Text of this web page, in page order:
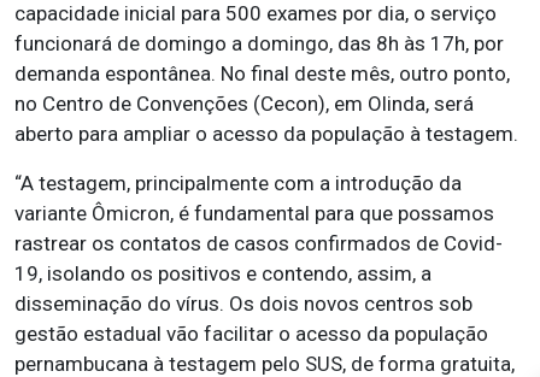
capacidade inicial para 500 exames por dia, o serviço
funcionará de domingo a domingo, das 8h às 17h, por
demanda espontânea. No final deste mês, outro ponto,
no Centro de Convenções (Cecon), em Olinda, será
aberto para ampliar o acesso da população à testagem.
“A testagem, principalmente com a introdução da
variante Ômicron, é fundamental para que possamos
rastrear os contatos de casos confirmados de Covid-
19, isolando os positivos e contendo, assim, a
disseminação do vírus. Os dois novos centros sob
gestão estadual vão facilitar o acesso da população
pernambucana à testagem pelo SUS, de forma gratuita,